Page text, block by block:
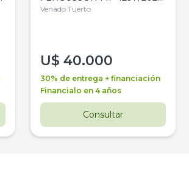
4WD, PATON
Venado Tuerto
U$ 40.000
30% de entrega + financiación
Financialo en 4 años
Consultar